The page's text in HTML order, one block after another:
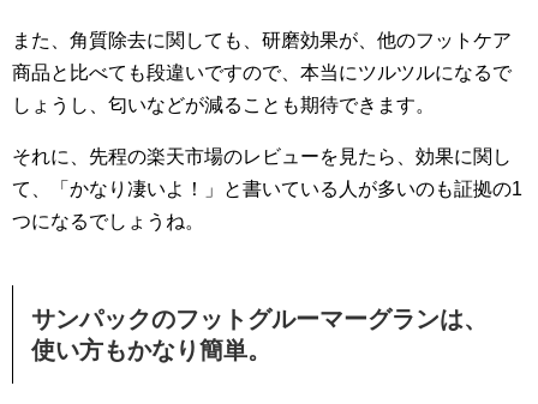
また、角質除去に関しても、研磨効果が、他のフットケア
商品と比べても段違いですので、本当にツルツルになるで
しょうし、匂いなどが減ることも期待できます。
それに、先程の楽天市場のレビューを見たら、効果に関し
て、「かなり凄いよ！」と書いている人が多いのも証拠の1
つになるでしょうね。
サンパックのフットグルーマーグランは、
使い方もかなり簡単。